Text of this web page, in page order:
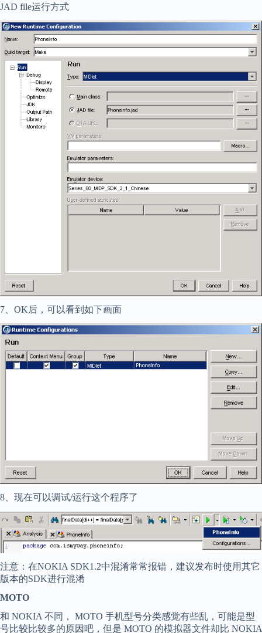
JAD file运行方式
7、OK后，可以看到如下画面
8、现在可以调试/运行这个程序了
注意：在NOKIA SDK1.2中混淆常常报错，建议发布时使用其它
版本的SDK进行混淆
MOTO
和 NOKIA 不同， MOTO 手机型号分类感觉有些乱，可能是型
号比较比较多的原因吧，但是 MOTO 的模拟器文件却比 NOKIA